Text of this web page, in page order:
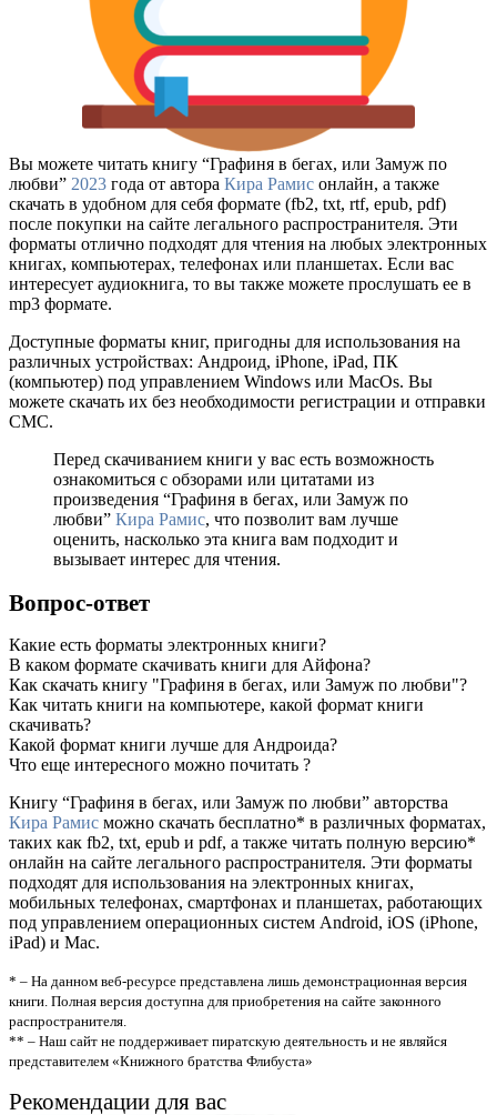
Вы можете читать книгу “Графиня в бегах, или Замуж по
любви” 2023 года от автора Кира Рамис онлайн, а также
скачать в удобном для себя формате (fb2, txt, rtf, epub, pdf)
после покупки на сайте легального распространителя. Эти
форматы отлично подходят для чтения на любых электронных
книгах, компьютерах, телефонах или планшетах. Если вас
интересует аудиокнига, то вы также можете прослушать ее в
mp3 формате.
Доступные форматы книг, пригодны для использования на
различных устройствах: Андроид, iPhone, iPad, ПК
(компьютер) под управлением Windows или MacOs. Вы
можете скачать их без необходимости регистрации и отправки
СМС.
Перед скачиванием книги у вас есть возможность
ознакомиться с обзорами или цитатами из
произведения “Графиня в бегах, или Замуж по
любви” Кира Рамис, что позволит вам лучше
оценить, насколько эта книга вам подходит и
вызывает интерес для чтения.
Вопрос-ответ
Какие есть форматы электронных книги?
В каком формате скачивать книги для Айфона?
Как скачать книгу "Графиня в бегах, или Замуж по любви"?
Как читать книги на компьютере, какой формат книги
скачивать?
Какой формат книги лучше для Андроида?
Что еще интересного можно почитать ?
Книгу “Графиня в бегах, или Замуж по любви” авторства
Кира Рамис можно скачать бесплатно* в различных форматах,
таких как fb2, txt, epub и pdf, а также читать полную версию*
онлайн на сайте легального распространителя. Эти форматы
подходят для использования на электронных книгах,
мобильных телефонах, смартфонах и планшетах, работающих
под управлением операционных систем Android, iOS (iPhone,
iPad) и Mac.
* – На данном веб-ресурсе представлена лишь демонстрационная версия
книги. Полная версия доступна для приобретения на сайте законного
распространителя.
** – Наш сайт не поддерживает пиратскую деятельность и не являйся
представителем «Книжного братства Флибуста»
Рекомендации для вас